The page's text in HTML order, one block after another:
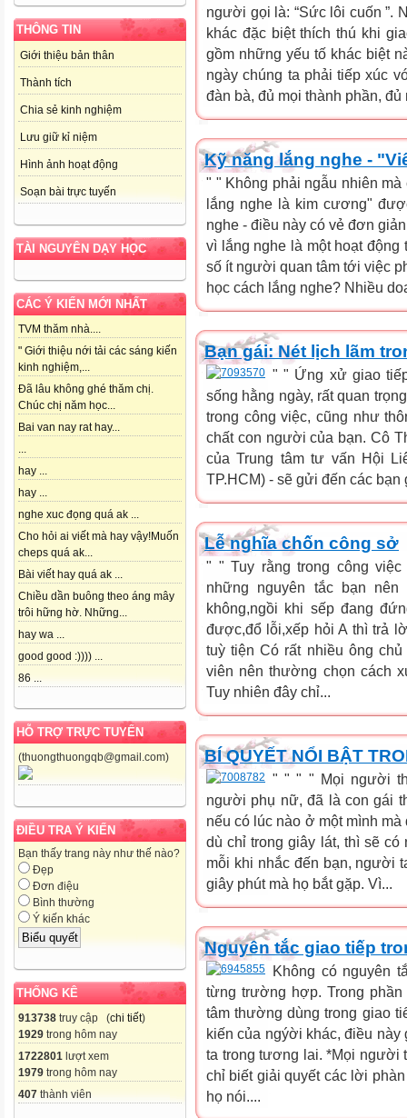
THÔNG TIN
Giới thiệu bản thân
Thành tích
Chia sẻ kinh nghiệm
Lưu giữ kỉ niệm
Hình ảnh hoạt động
Soạn bài trực tuyến
TÀI NGUYÊN DẠY HỌC
CÁC Ý KIẾN MỚI NHẤT
TVM thăm nhà....
" Giới thiệu nới tải các sáng kiến
kinh nghiệm,...
Đã lâu không ghé thăm chị.
Chúc chị năm học...
Bai van nay rat hay...
...
hay ...
hay ...
nghe xuc đọng quá ak ...
Cho hỏi ai viết mà hay vậy!Muốn
cheps quá ak...
Bài viết hay quá ak ...
Chiều dần buông theo áng mây
trôi hững hờ. Những...
hay wa ...
good good :)))) ...
86 ...
HỖ TRỢ TRỰC TUYẾN
(thuongthuongqb@gmail.com)
ĐIỀU TRA Ý KIẾN
Bạn thấy trang này như thế nào?
Đẹp
Đơn điệu
Bình thường
Ý kiến khác
THỐNG KÊ
913738 truy cập (chi tiết)
1929 trong hôm nay
1722801 lượt xem
1979 trong hôm nay
407 thành viên
người gọi là: “Sức lôi cuốn
khác đặc biệt thích thú khi
gồm những yếu tố khác biệt
ngày chúng ta phải tiếp xúc
đàn bà, đủ mọi thành phần,
Kỹ năng lắng nghe -
" " Không phải ngẫu nhiên
lắng nghe là kim cương"
nghe - điều này có vẻ đơn
vì lắng nghe là một hoạt
số ít người quan tâm tới việc
học cách lắng nghe? Nhiều
Bạn gái: Nét lịch lãm
" " Ứng xử giao
sống hằng ngày, rất quan
trong công việc, cũng như
chất con người của bạn. Cô
của Trung tâm tư vấn Hội
TP.HCM) - sẽ gửi đến các
Lễ nghĩa chốn công sở
" " Tuy rằng trong công
những nguyên tắc bạn
không,ngồi khi sếp đang
được,đổ lỗi,xếp hỏi A thì trả
tuỳ tiện Có rất nhiều ông
viên nên thường chọn cách
Tuy nhiên đây chỉ...
BÍ QUYẾT NỔI BẬT
" " " " Mọi người
người phụ nữ, đã là con gái
nếu có lúc nào ở một mình
dù chỉ trong giây lát, thì sẽ
mỗi khi nhắc đến bạn, người
giây phút mà họ bắt gặp. Vì...
Nguyên tắc giao tiếp
Không có nguyên
từng trường hợp. Trong
tâm thường dùng trong giao
kiến của ngýời khác, điều
ta trong tương lai. *Mọi
chỉ biết giải quyết các lời
họ nói....